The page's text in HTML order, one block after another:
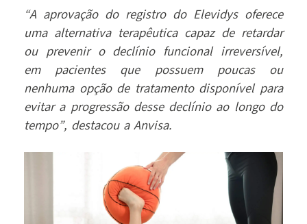
“A aprovação do registro do Elevidys oferece
uma alternativa terapêutica capaz de retardar
ou prevenir o declínio funcional irreversível,
em pacientes que possuem poucas ou
nenhuma opção de tratamento disponível para
evitar a progressão desse declínio ao longo do
tempo”, destacou a Anvisa.